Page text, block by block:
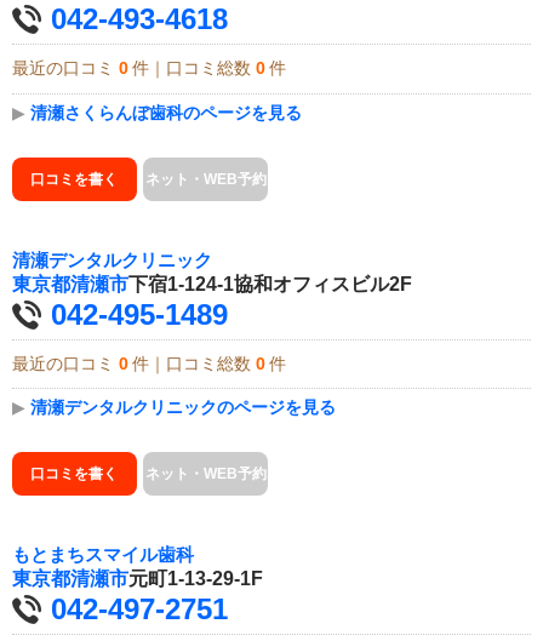
042-493-4618
最近の口コミ 0 件｜口コミ総数 0 件
▶ 清瀬さくらんぼ歯科のページを見る
口コミを書く ネット・WEB予約
清瀬デンタルクリニック
東京都清瀬市下宿1-124-1協和オフィスビル2F
042-495-1489
最近の口コミ 0 件｜口コミ総数 0 件
▶ 清瀬デンタルクリニックのページを見る
口コミを書く ネット・WEB予約
もとまちスマイル歯科
東京都清瀬市元町1-13-29-1F
042-497-2751